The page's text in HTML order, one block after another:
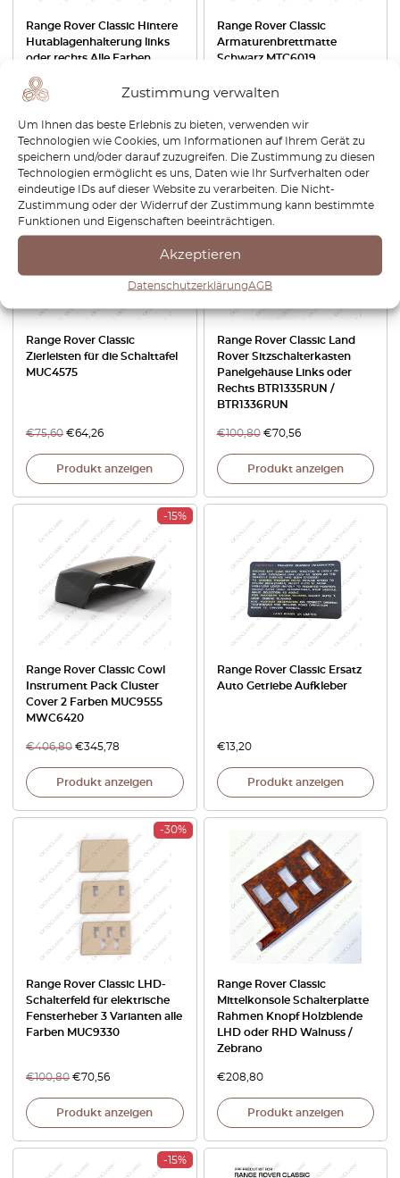
Zustimmung verwalten
Um Ihnen das beste Erlebnis zu bieten, verwenden wir
Technologien wie Cookies, um Informationen auf Ihrem Gerät zu
speichern und/oder darauf zuzugreifen. Die Zustimmung zu diesen
Technologien ermöglicht es uns, Daten wie Ihr Surfverhalten oder
eindeutige IDs auf dieser Website zu verarbeiten. Die Nicht-
Zustimmung oder der Widerruf der Zustimmung kann bestimmte
Funktionen und Eigenschaften beeinträchtigen.
Akzeptieren
DatenschutzerklärungAGB
Range Rover Classic Hintere
Hutablagenhalterung links
oder rechts Alle Farben
€ 50,40
Produkt anzeigen
Range Rover Classic
Armaturenbrettmatte
Schwarz MTC6019
Produkt anzeigen
-15%
Range Rover Classic
Zierleisten für die Schalttafel
MUC4575
€75,60 €64,26
Produkt anzeigen
Range Rover Classic Land
Rover Sitzschalterkasten
Panelgehäuse Links oder
Rechts BTR1335RUN /
BTR1336RUN
€100,80 €70,56
Produkt anzeigen
-15%
Range Rover Classic Cowl
Instrument Pack Cluster
Cover 2 Farben MUC9555
MWC6420
€406,80 €345,78
Produkt anzeigen
Range Rover Classic Ersatz
Auto Getriebe Aufkleber
€ 13,20
Produkt anzeigen
-30%
Range Rover Classic LHD-
Schalterfeld für elektrische
Fensterheber 3 Varianten alle
Farben MUC9330
€100,80 €70,56
Produkt anzeigen
Range Rover Classic
Mittelkonsole Schalterplatte
Rahmen Knopf Holzblende
LHD oder RHD Walnuss /
Zebrano
€208,80
Produkt anzeigen
-15%